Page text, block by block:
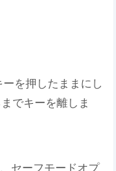
を押したままにし
でキーを離しま
セーフモードオプ